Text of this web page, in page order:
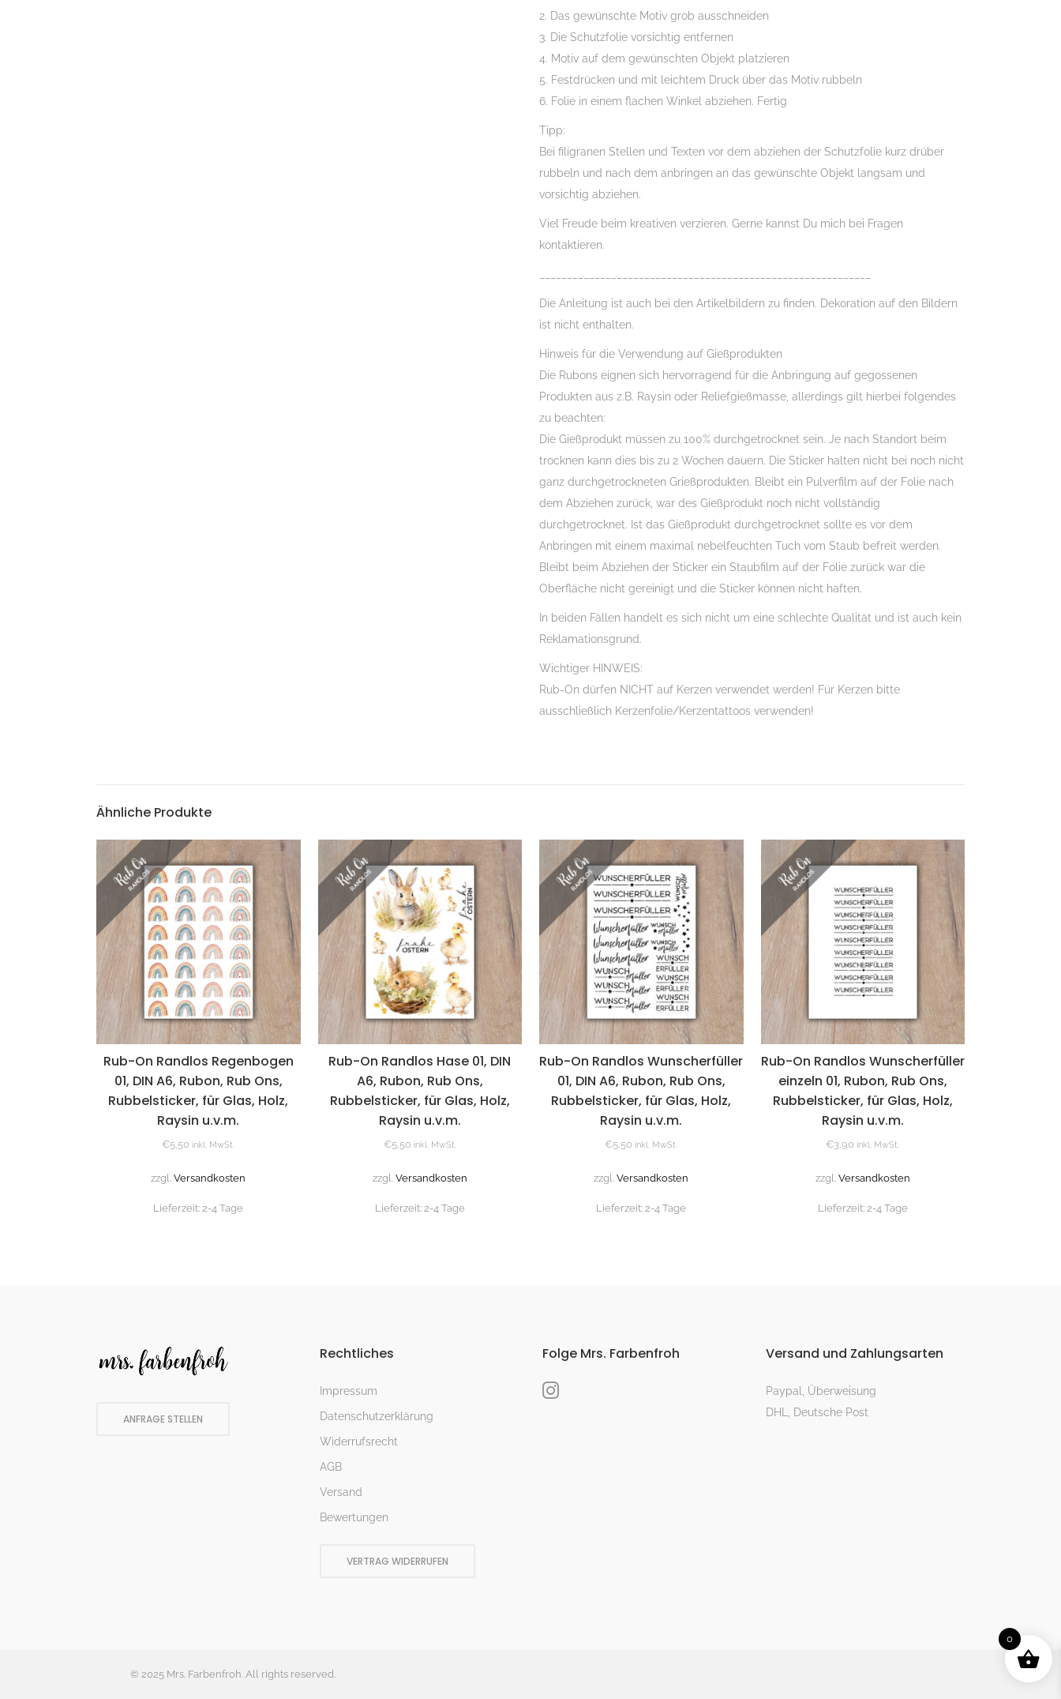
2. Das gewünschte Motiv grob ausschneiden
3. Die Schutzfolie vorsichtig entfernen
4. Motiv auf dem gewünschten Objekt platzieren
5. Festdrücken und mit leichtem Druck über das Motiv rubbeln
6. Folie in einem flachen Winkel abziehen. Fertig
Tipp:
Bei filigranen Stellen und Texten vor dem abziehen der Schutzfolie kurz drüber
rubbeln und nach dem anbringen an das gewünschte Objekt langsam und
vorsichtig abziehen.
Viel Freude beim kreativen verzieren. Gerne kannst Du mich bei Fragen
kontaktieren.
Die Anleitung ist auch bei den Artikelbildern zu finden. Dekoration auf den Bildern
ist nicht enthalten.
Hinweis für die Verwendung auf Gießprodukten
Die Rubons eignen sich hervorragend für die Anbringung auf gegossenen
Produkten aus z.B. Raysin oder Reliefgießmasse, allerdings gilt hierbei folgendes
zu beachten:
Die Gießprodukt müssen zu 100% durchgetrocknet sein. Je nach Standort beim
trocknen kann dies bis zu 2 Wochen dauern. Die Sticker halten nicht bei noch nicht
ganz durchgetrockneten Grießprodukten. Bleibt ein Pulverfilm auf der Folie nach
dem Abziehen zurück, war des Gießprodukt noch nicht vollständig
durchgetrocknet. Ist das Gießprodukt durchgetrocknet sollte es vor dem
Anbringen mit einem maximal nebelfeuchten Tuch vom Staub befreit werden.
Bleibt beim Abziehen der Sticker ein Staubfilm auf der Folie zurück war die
Oberfläche nicht gereinigt und die Sticker können nicht haften.
In beiden Fällen handelt es sich nicht um eine schlechte Qualität und ist auch kein
Reklamationsgrund.
Wichtiger HINWEIS:
Rub-On dürfen NICHT auf Kerzen verwendet werden! Für Kerzen bitte
ausschließlich Kerzenfolie/Kerzentattoos verwenden!
Ähnliche Produkte
Rub-On Randlos Regenbogen
01, DIN A6, Rubon, Rub Ons,
Rubbelsticker, für Glas, Holz,
Raysin u.v.m.
€5,50 inkl. MwSt.
zzgl.Versandkosten
Lieferzeit: 2-4 Tage
Rub-On Randlos Hase 01, DIN
A6, Rubon, Rub Ons,
Rubbelsticker, für Glas, Holz,
Raysin u.v.m.
€5,50 inkl. MwSt.
zzgl. Versandkosten
Lieferzeit: 2-4 Tage
Rub-On Randlos Wunscherfüller
01, DIN A6, Rubon, Rub Ons,
Rubbelsticker, für Glas, Holz,
Raysin u.v.m.
€5,50 inkl. MwSt.
zzgl.Versandkosten
Lieferzeit: 2-4 Tage
Rub-On Randlos Wunscherfüller
einzeln 01, Rubon, Rub Ons,
Rubbelsticker, für Glas, Holz,
Raysin u.v.m.
€3,90 inkl. MwSt.
zzgl. Versandkosten
Lieferzeit: 2-4 Tage
ANFRAGE STELLEN
Rechtliches
Impressum
Datenschutzerklärung
Widerrufsrecht
AGB
Versand
Bewertungen
VERTRAG WIDERRUFEN
Folge Mrs. Farbenfroh Versand und Zahlungsarten
Paypal, Überweisung
DHL, Deutsche Post
© 2025 Mrs. Farbenfroh. All rights reserved.
0